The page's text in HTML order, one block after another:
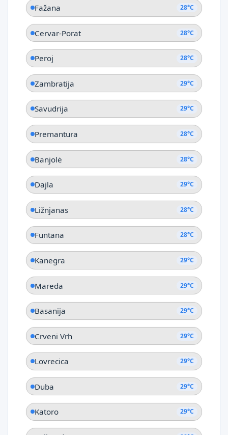
Fažana 28°C
Cervar-Porat 28°C
Peroj 28°C
Zambratija 29°C
Savudrija 29°C
Premantura 28°C
Banjolė 28°C
Dajla 29°C
Ližnjanas 28°C
Funtana 28°C
Kanegra 29°C
Mareda 29°C
Basanija 29°C
Crveni Vrh 29°C
Lovrecica 29°C
Duba 29°C
Katoro 29°C